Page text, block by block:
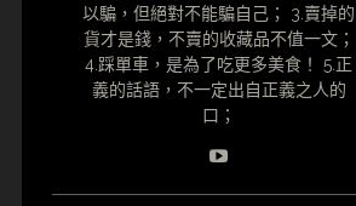
以騙，但絕對不能騙自己； 3.賣掉的
貨才是錢，不賣的收藏品不值一文；
4.踩單車，是為了吃更多美食！ 5.正
義的話語，不一定出自正義之人的
口；